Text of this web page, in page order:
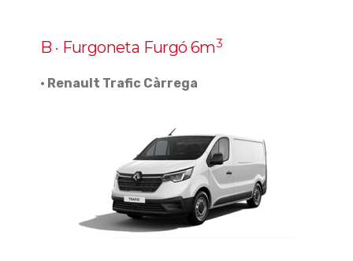
B · Furgoneta Furgó 6m3
· Renault Trafic Càrrega